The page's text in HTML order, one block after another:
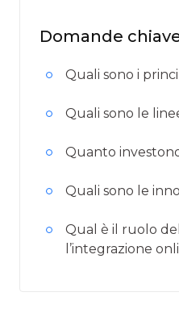
Domande
Quali sono i
Quali sono le
Quanto
Quali sono le
Qual è il ruolo
l’integrazione